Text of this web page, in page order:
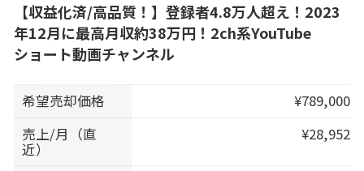
【収益化済/高品質！】登録者4.8万人超え！2023
年12月に最高月収約38万円！2ch系YouTube
ショート動画チャンネル
希望売却価格
¥789,000
売上/月（直
近）
¥28,952